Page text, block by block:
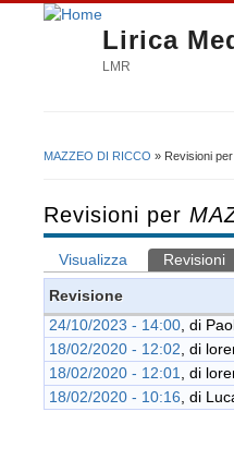
Lirica
LMR
MAZZEO DI RICCO » Revisioni per
Revisioni per
Schede primarie
Visualizza Revisioni
Revisione
24/10/2023 - 14:00 , di
18/02/2020 - 12:02 , di
18/02/2020 - 12:01
, di
18/02/2020 - 10:16 , di